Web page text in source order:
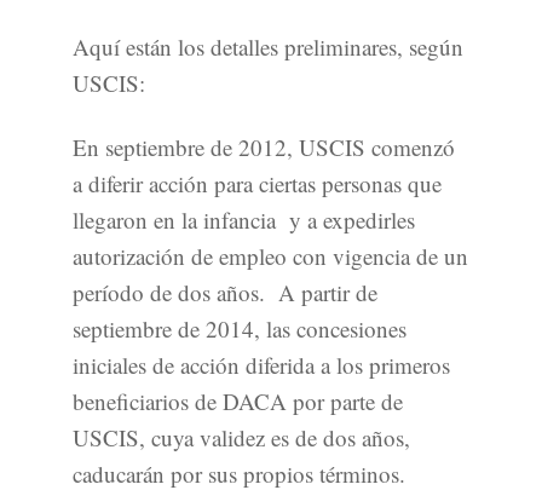
Aquí están los detalles preliminares, según
USCIS:
En septiembre de 2012, USCIS comenzó
a diferir acción para ciertas personas que
llegaron en la infancia y a expedirles
autorización de empleo con vigencia de un
período de dos años. A partir de
septiembre de 2014, las concesiones
iniciales de acción diferida a los primeros
beneficiarios de DACA por parte de
USCIS, cuya validez es de dos años,
caducarán por sus propios términos.